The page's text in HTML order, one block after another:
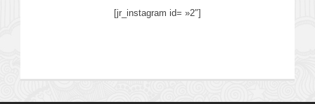
[jr_instagram id= »2″]